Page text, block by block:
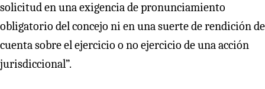
solicitud en una exigencia de pronunciamiento
obligatorio del concejo ni en una suerte de rendición de
cuenta sobre el ejercicio o no ejercicio de una acción
jurisdiccional”.